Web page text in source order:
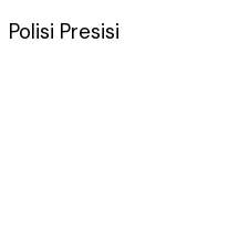
Polisi Presisi